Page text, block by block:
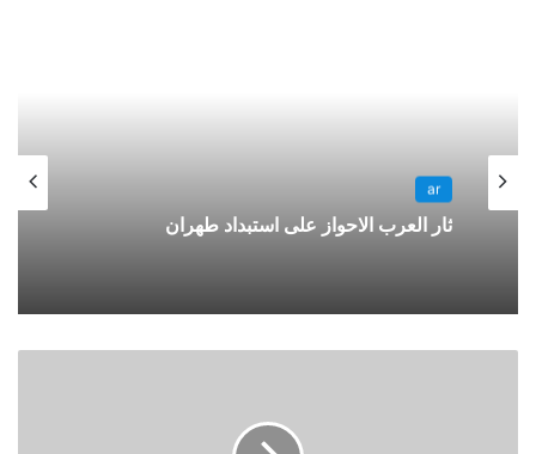
ar
ثار العرب الاحواز على استبداد طهران